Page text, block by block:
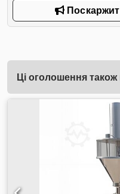
Ці оголошення